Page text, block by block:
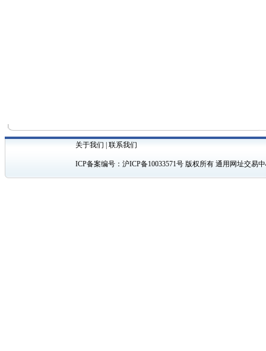
关于我们 |联系我们
ICP备案编号：沪ICP备10033571号 版权所有 通用网址交易